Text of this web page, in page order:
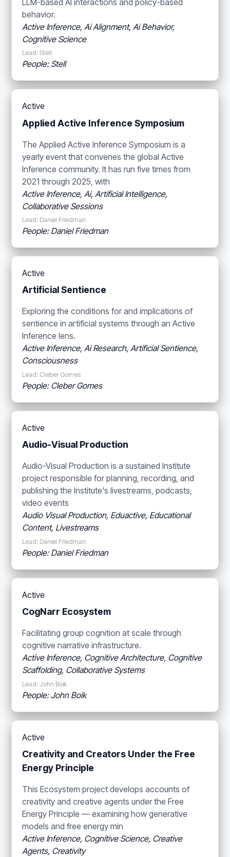
behavior.
Active Inference, Ai Alignment, Ai Behavior,
Cognitive Science
Lead: Stell
People: Stell
Active
Applied Active Inference Symposium
The Applied Active Inference Symposium is a
yearly event that convenes the global Active
Inference community. It has run five times from
2021 through 2025, with
Active Inference, Ai, Artificial Intelligence,
Collaborative Sessions
Lead: Daniel Friedman
People: Daniel Friedman
Active
Artificial Sentience
Exploring the conditions for and implications of
sentience in artificial systems through an Active
Inference lens.
Active Inference, Ai Research, Artificial Sentience,
Consciousness
Lead: Cleber Gomes
People: Cleber Gomes
Active
Audio-Visual Production
Audio-Visual Production is a sustained Institute
project responsible for planning, recording, and
publishing the Institute's livestreams, podcasts,
video events
Audio Visual Production, Eduactive, Educational
Content, Livestreams
Lead: Daniel Friedman
People: Daniel Friedman
Active
CogNarr Ecosystem
Facilitating group cognition at scale through
cognitive narrative infrastructure.
Active Inference, Cognitive Architecture, Cognitive
Scaffolding, Collaborative Systems
Lead: John Boik
People: John Boik
Active
Creativity and Creators Under the Free
Energy Principle
This Ecosystem project develops accounts of
creativity and creative agents under the Free
Energy Principle — examining how generative
models and free energy min
Active Inference, Cognitive Science, Creative
Agents, Creativity